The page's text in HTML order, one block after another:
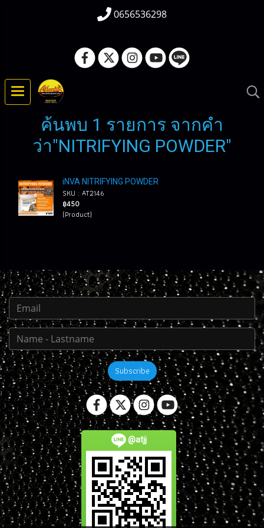
0656536298
ค้นพบ 1 รายการ จากคำ
ว่า"NITRIFYING POWDER"
iNVA NITRIFYING POWDER
SKU : AT2146
฿450
(Product)
Subscribe
@atjj